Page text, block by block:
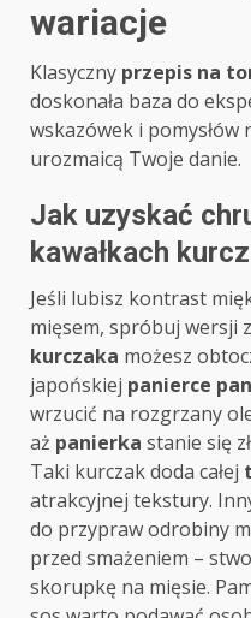
wariacje
Klasyczny przepis na
doskonała baza do
wskazówek i pomysłów
urozmaicą Twoje danie.
Jak uzyskać
kawałkach
Jeśli lubisz kontrast
mięsem, spróbuj wersji z
kurczaka możesz
japońskiej panierce
wrzucić na rozgrzany
aż panierka stanie się
Taki kurczak doda całej
atrakcyjnej tekstury.
do przypraw odrobiny
przed smażeniem –
skorupkę na mięsie.